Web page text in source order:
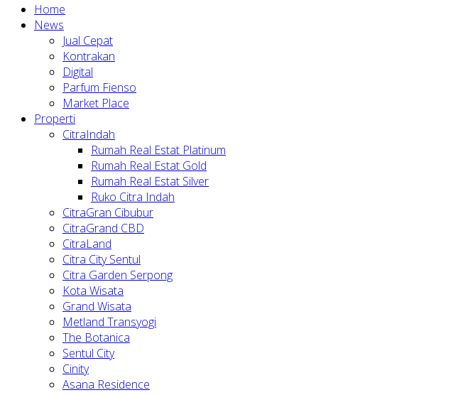
Home
News
Jual Cepat
Kontrakan
Digital
Parfum Fienso
Market Place
Properti
CitraIndah
Rumah Real Estat Platinum
Rumah Real Estat Gold
Rumah Real Estat Silver
Ruko Citra Indah
CitraGran Cibubur
CitraGrand CBD
CitraLand
Citra City Sentul
Citra Garden Serpong
Kota Wisata
Grand Wisata
Metland Transyogi
The Botanica
Sentul City
Cinity
Asana Residence